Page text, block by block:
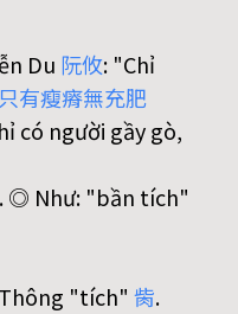
Du 阮攸: "Chỉ
只有瘦瘠無充肥
có người gầy gò,
◎ Như: "bần tích"
"tích" 胔.